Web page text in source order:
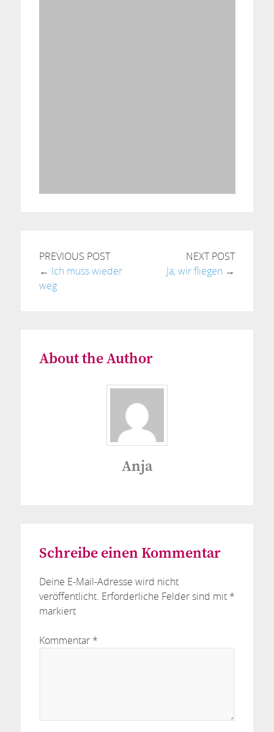
PREVIOUS POST
← Ich muss wieder
weg
NEXT POST
Ja, wir fliegen →
About the Author
Anja
Schreibe einen Kommentar
Deine E-Mail-Adresse wird nicht
veröffentlicht. Erforderliche Felder sind mit *
markiert
Kommentar *